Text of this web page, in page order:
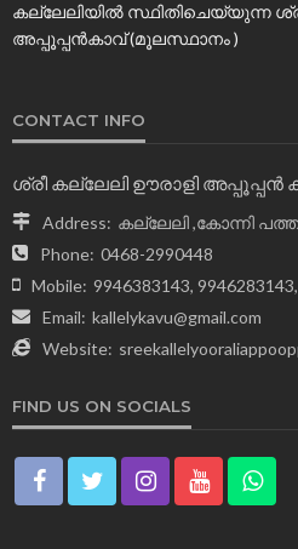
കല്ലേലിയില്‍ സ്ഥിതിചെയ്യുന്ന
അപ്പൂപ്പൻകാവ് (മൂലസ്ഥാനം )
CONTACT INFO
ശ്രീ കല്ലേലി ഊരാളി അപ്പൂപ്പന്‍
Address: കല്ലേലി ,കോന്നി
Phone: 0468-2990448
Mobile: 9946383143,
Email: kallelykavu@gmail.com
Website:
FIND US ON SOCIALS